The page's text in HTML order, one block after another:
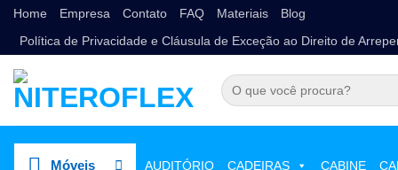
Home Empresa Contato FAQ Materiais Blog
Política de Privacidade e Cláusula de Exceção ao Direito de
Móveis AUDITÓRIO CADEIRAS CABINE